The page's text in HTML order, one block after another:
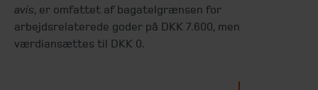
avis, er omfattet af bagatelgrænsen for
arbejdsrelaterede goder på DKK 7.600, men
værdiansættes til DKK 0.